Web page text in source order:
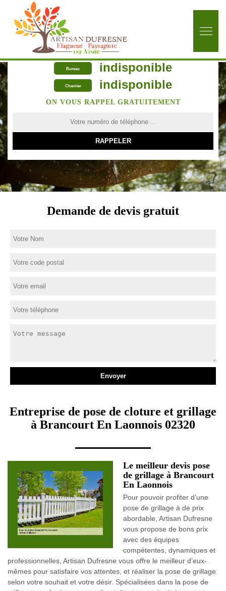
Bureau indisponible
Chantier indisponible
ON VOUS RAPPEL GRATUITEMENT
Demande de devis gratuit
Entreprise de pose de cloture et grillage
à Brancourt En Laonnois 02320
Le meilleur devis pose
de grillage à Brancourt
En Laonnois
Pour pouvoir profiter d’une
pose de grillage à de prix
abordable, Artisan Dufresne
vous propose de bons prix
avec des équipes
compétentes, dynamiques et
professionnelles, Artisan Dufresne vous offre le meilleur d’eux-
mêmes pour satisfaire vos attentes, et réaliser la pose de grillage
selon votre souhait et votre désir. Spécialisées dans la pose de